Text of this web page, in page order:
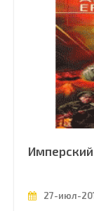
27-июл-